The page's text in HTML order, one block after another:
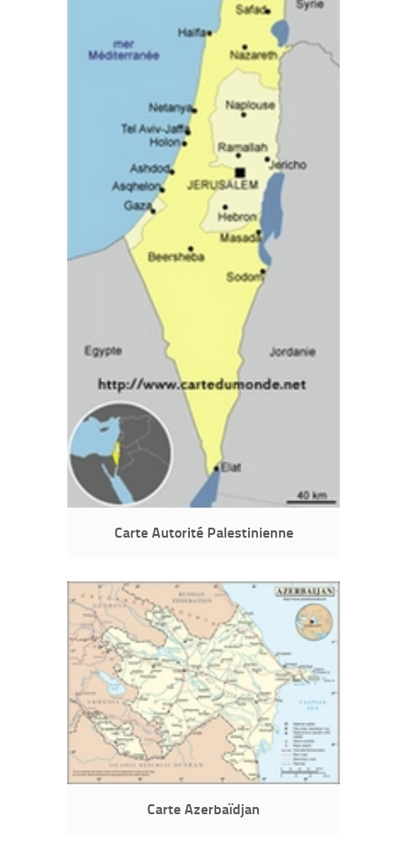
Carte Autorité Palestinienne
Carte Azerbaïdjan